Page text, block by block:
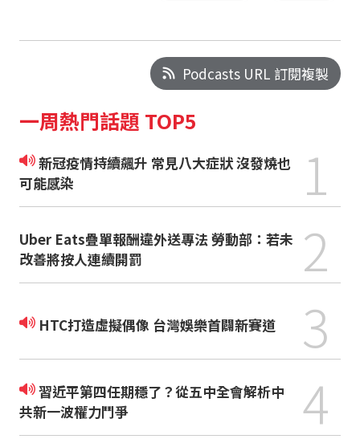
Podcasts URL 訂閱複製
一周熱門話題 TOP5
新冠疫情持續飆升 常見八大症狀 沒發燒也
可能感染
1
Uber Eats疊單報酬違外送專法 勞動部：若未
改善將按人連續開罰
2
HTC打造虛擬偶像 台灣娛樂首闢新賽道 3
習近平第四任期穩了？從五中全會解析中
共新一波權力鬥爭
4